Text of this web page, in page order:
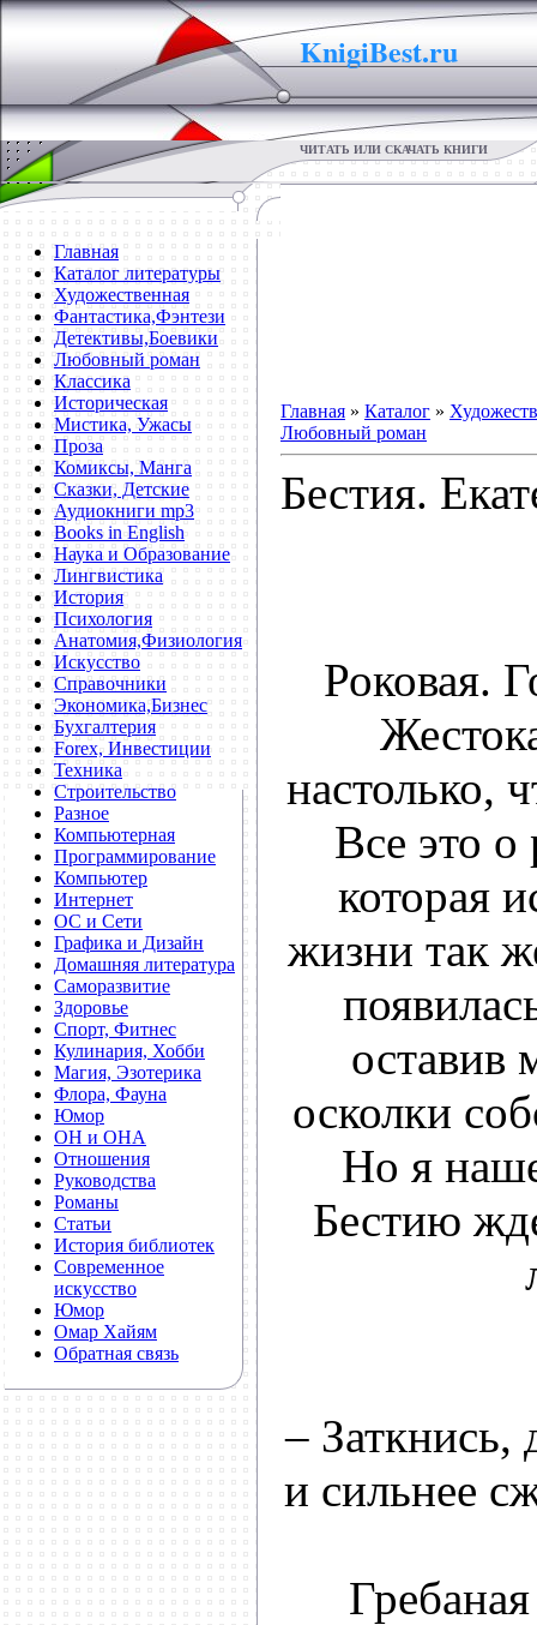
KnigiBest.ru
ЧИТАТЬ ИЛИ СКАЧАТЬ КНИГИ
Главная
Каталог литературы
Художественная
Фантастика,Фэнтези
Детективы,Боевики
Любовный роман
Классика
Историческая
Мистика, Ужасы
Проза
Комиксы, Манга
Сказки, Детские
Аудиокниги mp3
Books in English
Наука и Образование
Лингвистика
История
Психология
Анатомия,Физиология
Искусство
Справочники
Экономика,Бизнес
Бухгалтерия
Forex, Инвестиции
Техника
Строительство
Разное
Компьютерная
Программирование
Компьютер
Интернет
ОС и Сети
Графика и Дизайн
Домашняя литература
Саморазвитие
Здоровье
Спорт, Фитнес
Кулинария, Хобби
Магия, Эзотерика
Флора, Фауна
Юмор
ОН и ОНА
Отношения
Руководства
Романы
Статьи
История библиотек
Современное
искусство
Юмор
Омар Хайям
Обратная связь
Главная » Каталог »
Любовный роман
Бестия.
Роковая.
настолько,
Все это
которая
жизни так
оставив
осколки
Но я
Бестию
–
и сильнее